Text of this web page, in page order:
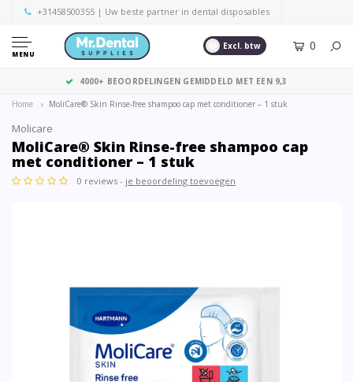
+31458500355 | Uw beste partner in dental disposables
MENU
Excl. btw 0
GRATIS VERZENDING VANAF € 125,- (EXCL. BTW)
Home MoliCare® Skin Rinse-free shampoo cap met conditioner – 1 stuk
Molicare
MoliCare® Skin Rinse-free shampoo cap
met conditioner – 1 stuk
0 reviews - je beoordeling toevoegen